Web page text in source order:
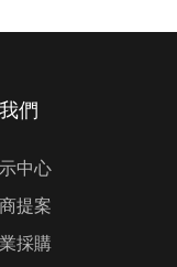
們
中心
提案
採購